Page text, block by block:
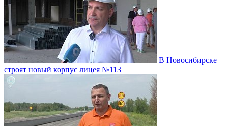
В Новосибирске
строят новый корпус лицея №113